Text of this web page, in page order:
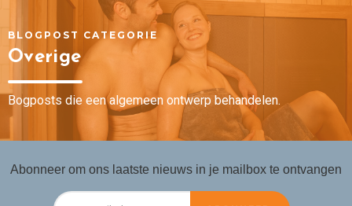
BLOGPOST CATEGORIE
Overige
Bogposts die een algemeen ontwerp behandelen.
Abonneer om ons laatste nieuws in je mailbox te ontvangen